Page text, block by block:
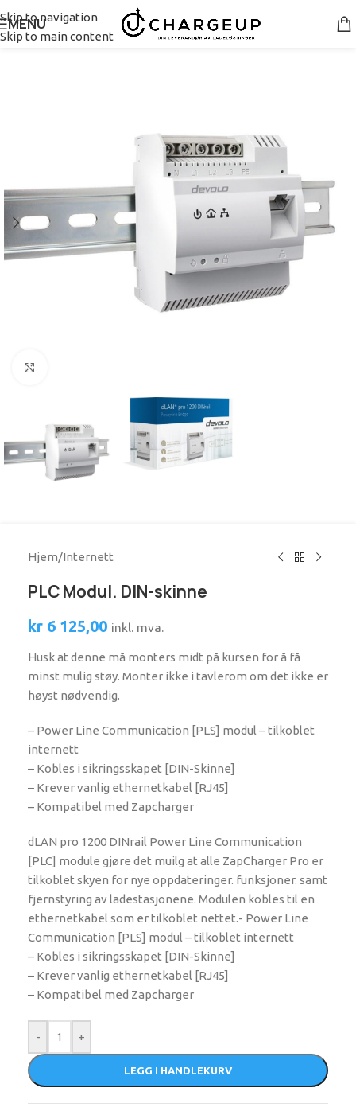
Skip to navigation
Skip to main content
MENU
Hjem/Internett
PLC Modul. DIN-skinne
kr 6 125,00 inkl. mva.
Husk at denne må monters midt på kursen for å få
minst mulig støy. Monter ikke i tavlerom om det ikke er
høyst nødvendig.
– Power Line Communication [PLS] modul – tilkoblet
internett
– Kobles i sikringsskapet [DIN-Skinne]
– Krever vanlig ethernetkabel [RJ45]
– Kompatibel med Zapcharger
dLAN pro 1200 DINrail Power Line Communication
[PLC] module gjøre det muilg at alle ZapCharger Pro er
tilkoblet skyen for nye oppdateringer. funksjoner. samt
fjernstyring av ladestasjonene. Modulen kobles til en
ethernetkabel som er tilkoblet nettet.- Power Line
Communication [PLS] modul – tilkoblet internett
– Kobles i sikringsskapet [DIN-Skinne]
– Krever vanlig ethernetkabel [RJ45]
– Kompatibel med Zapcharger
- +
LEGG I HANDLEKURV